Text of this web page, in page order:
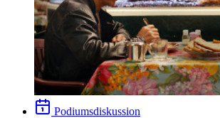
Podiumsdiskussion